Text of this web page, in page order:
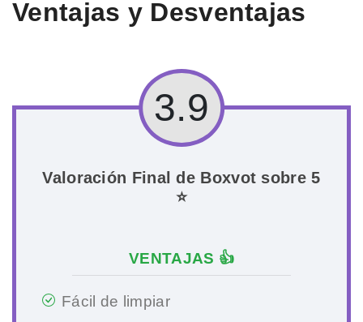
Ventajas y Desventajas
3.9
Valoración Final de Boxvot sobre 5
⭐
VENTAJAS 👍
Fácil de limpiar